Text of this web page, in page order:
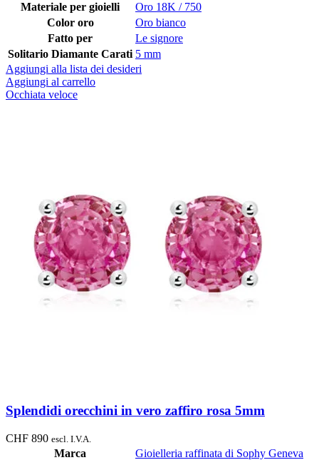
Materiale per gioielli
Oro 18K / 750
Color oro
Oro bianco
Fatto per
Le signore
Solitario Diamante Carati 5 mm
Aggiungi alla lista dei desideri
Aggiungi al carrello
Occhiata veloce
Splendidi orecchini in vero zaffiro rosa 5mm
CHF 890 escl. I.V.A.
Marca
Gioielleria raffinata di Sophy Geneva